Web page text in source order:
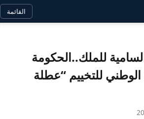
القائمة
للملك..الحكومة
الوطني للتخييم “عطلة